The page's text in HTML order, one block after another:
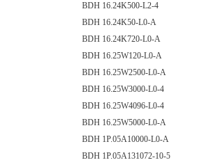
BDH 16.24K500-L2-4
BDH 16.24K50-L0-A
BDH 16.24K720-L0-A
BDH 16.25W120-L0-A
BDH 16.25W2500-L0-A
BDH 16.25W3000-L0-4
BDH 16.25W4096-L0-4
BDH 16.25W5000-L0-A
BDH 1P.05A10000-L0-A
BDH 1P.05A131072-10-5